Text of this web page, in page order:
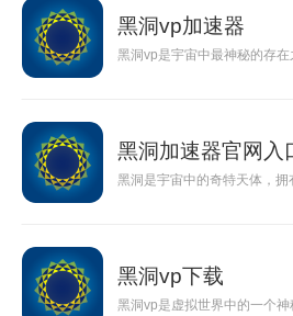
黑洞vp加速器
黑洞vp是宇宙中最神秘的存
黑洞加速器官网入
黑洞是宇宙中的奇特天体，
黑洞vp下载
黑洞vp是虚拟世界中的一个